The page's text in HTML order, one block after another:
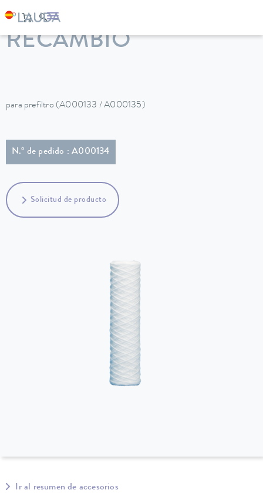
LAUDA Equipos de termorregulación
RECAMBIO
para prefiltro (A000133 / A000135)
N.º de pedido : A000134
Solicitud de producto
Ir al resumen de accesorios